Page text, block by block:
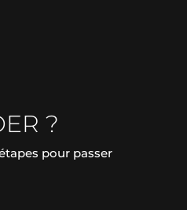
?
pour passer